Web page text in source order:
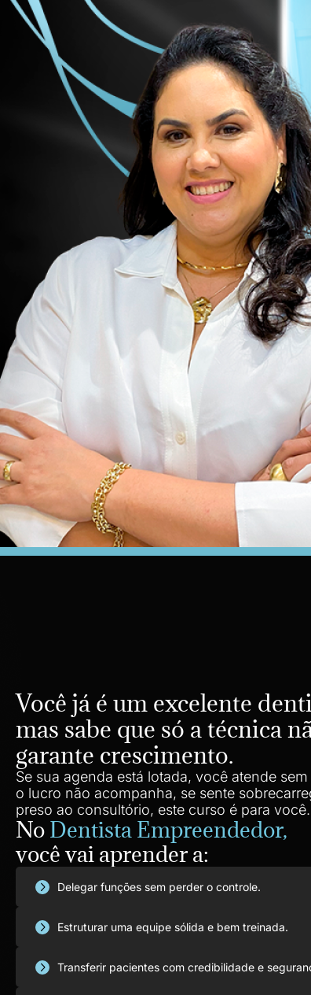
Você já é um excelente
mas sabe que só a técnica
garante crescimento.
Se sua agenda está lotada, você atende
o lucro não acompanha, se sente
preso ao consultório, este curso é para você.
NoDentista Empreendedor,
você vai aprender a:
Delegar funções sem perder o controle.
Estruturar uma equipe sólida e bem treinada.
Transferir pacientes com credibilidade e